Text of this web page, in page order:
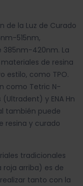
de la Luz de Curado
515nm,
385nm-420nm. La
de resina
estilo, como TPO.
como Tetric N-
y ENA Hn
también puede
resina y curado
tradicionales
arriba) es de
tanto con la